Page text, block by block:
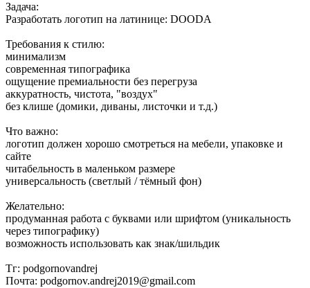
Задача:
Разработать логотип на латинице: DOODA
Требования к стилю:
минимализм
современная типографика
ощущение премиальности без перегруза
аккуратность, чистота, "воздух"
без клише (домики, диваны, листочки и т.д.)
Что важно:
логотип должен хорошо смотреться на мебели, упаковке и
сайте
читабельность в маленьком размере
универсальность (светлый / тёмный фон)
Желательно:
продуманная работа с буквами или шрифтом (уникальность
через типографику)
возможность использовать как знак/шильдик
Тг: podgornovandrej
Почта: podgornov.andrej2019@gmail.com